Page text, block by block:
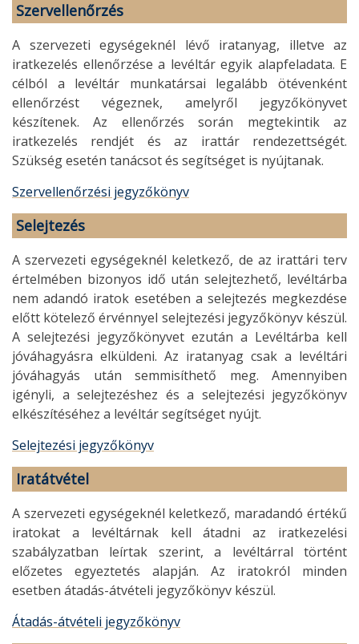
Szervellenőrzés
A szervezeti egységeknél lévő iratanyag, illetve az
iratkezelés ellenőrzése a levéltár egyik alapfeladata. E
célból a levéltár munkatársai legalább ötévenként
ellenőrzést végeznek, amelyről jegyzőkönyvet
készítenek. Az ellenőrzés során megtekintik az
iratkezelés rendjét és az irattár rendezettségét.
Szükség esetén tanácsot és segítséget is nyújtanak.
Szervellenőrzési jegyzőkönyv
Selejtezés
A szervezeti egységeknél keletkező, de az irattári terv
értelmében bizonyos idő után selejtezhető, levéltárba
nem adandó iratok esetében a selejtezés megkezdése
előtt kötelező érvénnyel selejtezési jegyzőkönyv készül.
A selejtezési jegyzőkönyvet ezután a Levéltárba kell
jóváhagyásra elküldeni. Az iratanyag csak a levéltári
jóváhagyás után semmisíthető meg. Amennyiben
igényli, a selejtezéshez és a selejtezési jegyzőkönyv
elkészítéséhez a levéltár segítséget nyújt.
Selejtezési jegyzőkönyv
Iratátvétel
A szervezeti egységeknél keletkező, maradandó értékű
iratokat a levéltárnak kell átadni az iratkezelési
szabályzatban leírtak szerint, a levéltárral történt
előzetes egyeztetés alapján. Az iratokról minden
esetben átadás-átvételi jegyzőkönyv készül.
Átadás-átvételi jegyzőkönyv